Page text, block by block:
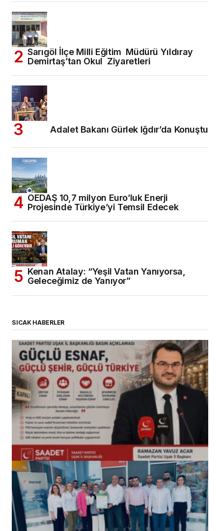
Sarıgöl İlçe Milli Eğitim Müdürü Yıldıray
Demirtaş’tan Okul Ziyaretleri
Adalet Bakanı Gürlek Iğdır’da Konuştu
OEDAŞ 10,7 milyon Euro’luk Enerji
Projesinde Türkiye’yi Temsil Edecek
Kenan Atalay: “Yeşil Vatan Yanıyorsa,
Geleceğimiz de Yanıyor”
SICAK HABERLER
(başlıksız)
Alaattin Karahan tarafından 14/07/2026